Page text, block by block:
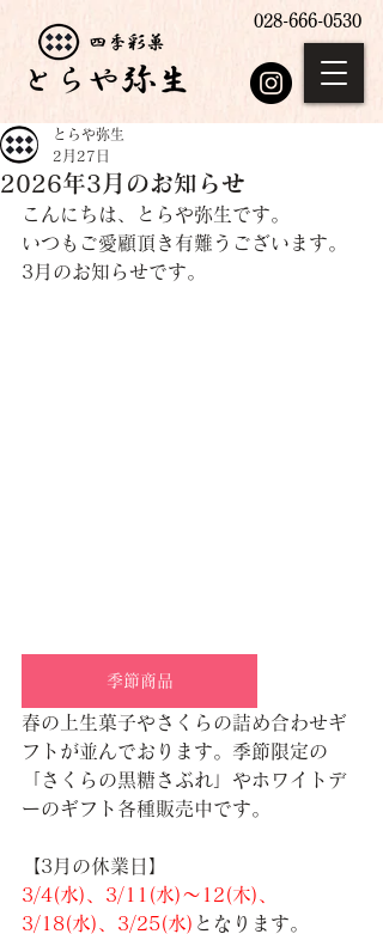
028-666-0530
2026年3月のお知らせ
とらや弥生
2月27日
こんにちは、とらや弥生です。
いつもご愛顧頂き有難うございます。
3 月のお知らせです。
季節商品
春の上生菓子やさくらの詰め合わせギ
フトが並んでおります。季節限定の
「さくらの黒糖さぶれ」やホワイトデ
ーのギフト各種販売中です。
【3月の休業日】
3/4(水)、3/11(水)～12(木)、
3/18(水)、3/25(水) となります。